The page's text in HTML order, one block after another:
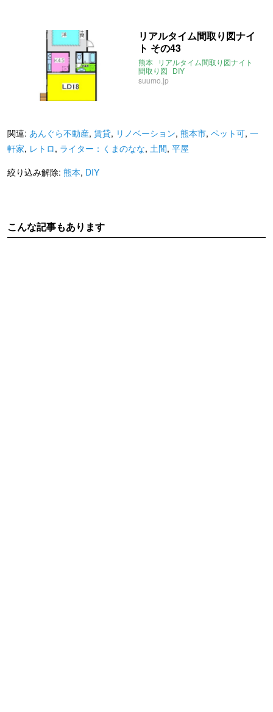
リアルタイム間取り図ナイ
ト その43
熊本 リアルタイム間取り図ナイト
間取り図 DIY
suumo.jp
関連: あんぐら不動産, 賃貸, リノベーション, 熊本市, ペット可, 一
軒家, レトロ, ライター：くまのなな, 土間, 平屋
絞り込み解除: 熊本, DIY
こんな記事もあります